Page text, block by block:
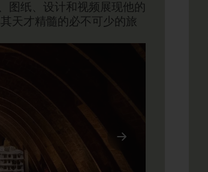
图纸、设计和视频展现他的
天才精髓的必不可少的旅